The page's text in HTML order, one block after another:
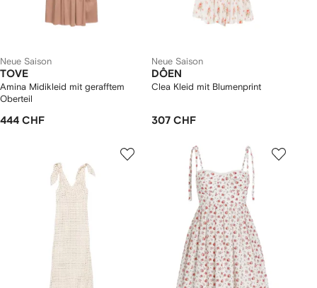
Neue Saison
TOVE
Amina Midikleid mit gerafftem
Oberteil
444 CHF
Neue Saison
DÔEN
Clea Kleid mit Blumenprint
307 CHF